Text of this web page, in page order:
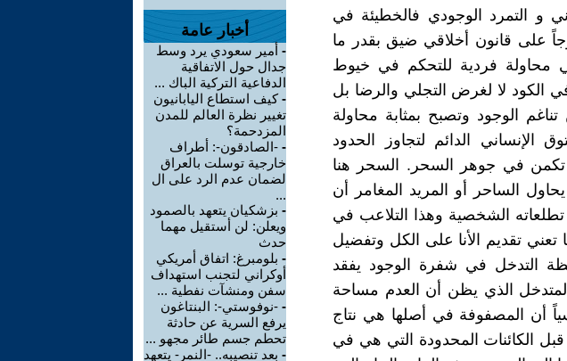
و التمرد الوجودي فالخطيئة في
على قانون أخلاقي ضيق بقدر ما
فردية للتحكم في خيوط
الكود لا لغرض التجلي والرضا بل
الوجود وتصبح بمثابة محاولة
الإنساني الدائم لتجاوز الحدود
تكمن في جوهر السحر. السحر هنا
الساحر أو المريد المغامر أن
تطلعاته الشخصية وهذا التلاعب في
تعني تقديم الأنا على الكل وتفضيل
التدخل في شفرة الوجود يفقد
الذي يظن أن العدم مساحة
أن المصفوفة في أصلها هي نتاج
الكائنات المحدودة التي هي في
أخبار عامة
- أمير سعودي يرد وسط
جدال حول الاتفاقية
الدفاعية التركية الباك ...
-كيف استطاع اليابانيون
تغيير نظرة العالم للمدن
المزدحمة؟
- -الصادقون-: أطراف
خارجية توسلت بالعراق
لضمان عدم الرد على ال
...
- بزشكيان يتعهد بالصمود
ويعلن: لن أستقيل مهما
حدث
- بلومبرغ: اتفاق أمريكي
أوكراني لتجنب استهداف
سفن ومنشآت نفطية ...
- -نوفوستي-: البنتاغون
يرفع السرية عن حادثة
تحطم جسم طائر مجهو ...
- بعد تنصيبه.. -النمر- يتعهد